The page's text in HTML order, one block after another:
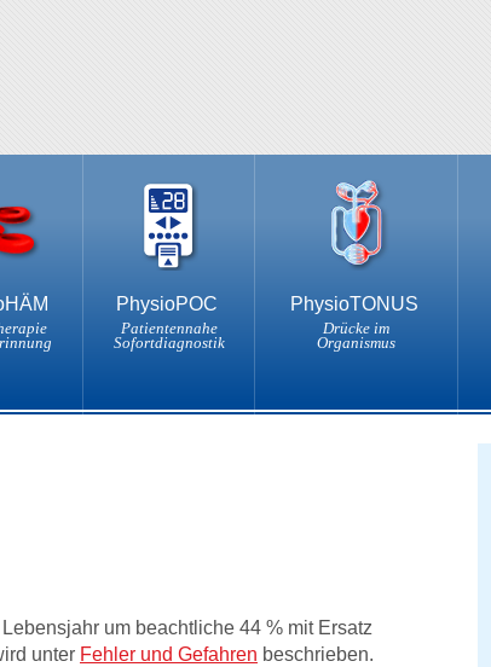
PhysioPOC
Patientennahe
Sofortdiagnostik
PhysioTONUS
Drücke im
Organismus
um beachtliche 44 % mit Ersatz
unter Fehler und Gefahren beschrieben.